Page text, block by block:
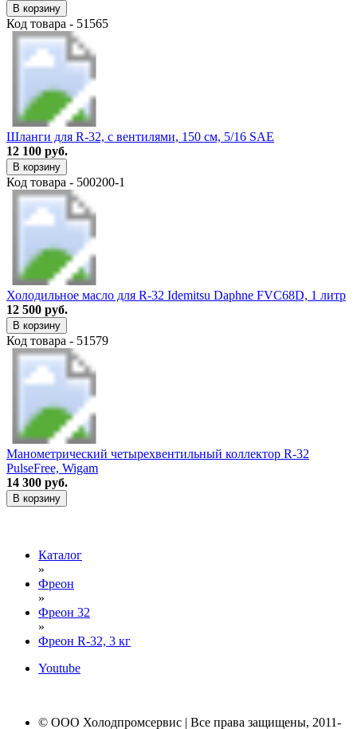
В корзину
Код товара - 51565
Шланги для R-32, с вентилями, 150 см, 5/16 SAE
12 100 руб.
В корзину
Код товара - 500200-1
Холодильное масло для R-32 Idemitsu Daphne FVC68D, 1 литр
12 500 руб.
В корзину
Код товара - 51579
Манометрический четырехвентильный коллектор R-32
PulseFree, Wigam
14 300 руб.
В корзину
Каталог
»
Фреон
»
Фреон 32
»
Фреон R-32, 3 кг
Youtube
© ООО Холодпромсервис | Все права защищены, 2011-